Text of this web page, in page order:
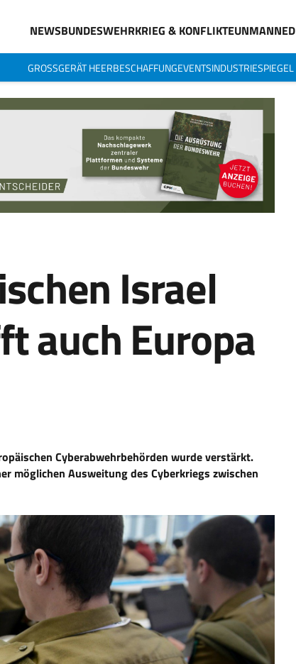
NEWSBUNDESWEHRKRIEG & KONFLIKTEUNMANNED
GROSSGERÄT HEERBESCHAFFUNGEVENTSINDUSTRIESPIEGEL
Israel
auch Europa
Cyberabwehrbehörden wurde verstärkt.
möglichen Ausweitung des Cyberkriegs zwischen